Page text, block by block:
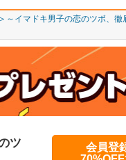
～イマドキ男子の恋のツボ、徹
ツ
会員登